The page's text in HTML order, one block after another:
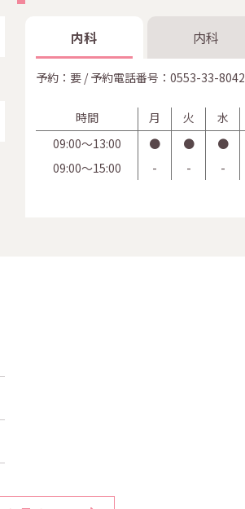
内科 内科
予約：要 / 予約電話番号： 0553-33-8042
時間 月 火 水
09:00〜13:00
● ● ●
09:00〜15:00
- - -